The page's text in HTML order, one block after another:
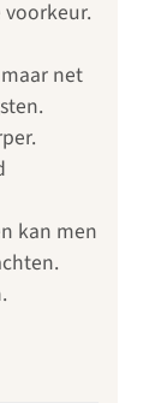
net
kan men